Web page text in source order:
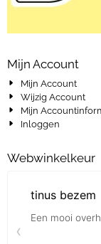
Mijn Account
Mijn Account
Wijzig Account
Mijn
Inloggen
Webwinkelkeur